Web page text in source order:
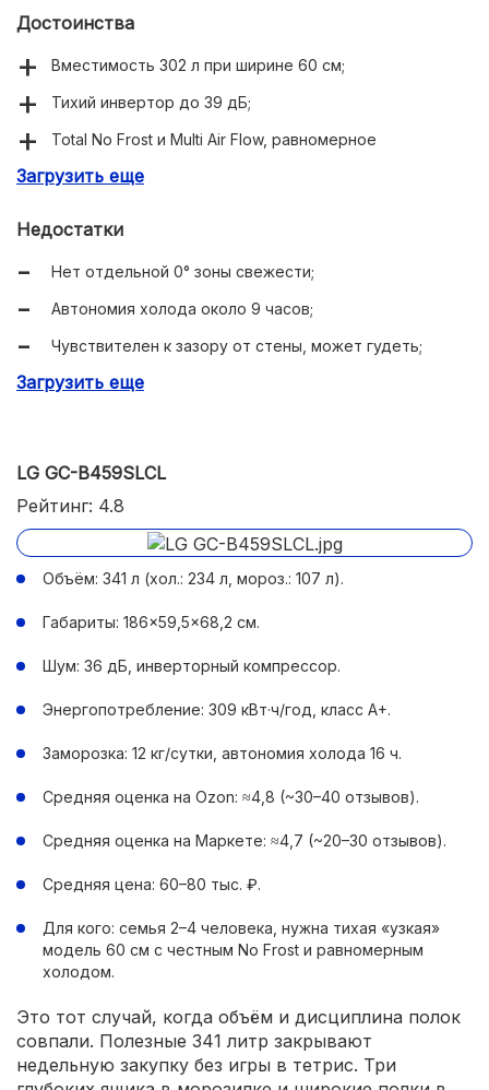
Достоинства
Вместимость 302 л при ширине 60 см;
Тихий инвертор до 39 дБ;
Total No Frost и Multi Air Flow, равномерное
Дисплей на двери, сигнал открытой двери, двери
Загрузить еще
Недостатки
Нет отдельной 0° зоны свежести;
Автономия холода около 9 часов;
Чувствителен к зазору от стены, может гудеть;
Разные партии — разные оттенки «графита».
Загрузить еще
LG GC-B459SLCL
Рейтинг: 4.8
Объём: 341 л (хол.: 234 л, мороз.: 107 л).
Габариты: 186×59,5×68,2 см.
Шум: 36 дБ, инверторный компрессор.
Энергопотребление: 309 кВт·ч/год, класс A+.
Заморозка: 12 кг/сутки, автономия холода 16 ч.
Средняя оценка на Ozon: ≈4,8 (~30–40 отзывов).
Средняя оценка на Маркете: ≈4,7 (~20–30 отзывов).
Средняя цена: 60–80 тыс. ₽.
Для кого: семья 2–4 человека, нужна тихая «узкая»
модель 60 см с честным No Frost и равномерным
холодом.
Это тот случай, когда объём и дисциплина полок
совпали. Полезные 341 литр закрывают
недельную закупку без игры в тетрис. Три